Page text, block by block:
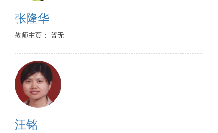
张隆华
教师主页： 暂无
汪铭